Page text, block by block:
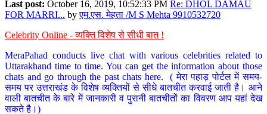
Last post: October 16, 2019, 10:52:33 PM Re: DHOL DAMAU
FOR MARRI... byएम.एस. मेहता /M S Mehta 9910532720
Celebrity Online - व्यक्ति विशेष से सीधी बात !
MeraPahad conducts live chat with various celebrities related to
Uttarakhand time to time. You can get the information about those
chats and go through the past chats here. ( मेरा पहाड़ पोर्टल में समय-
समय पर उत्तराखंड के विशेष व्यक्तियों से सीधे बातचीत करवाई जाती है। आने
वाली बातचीत के बारे में जानकारी व पुरानी बातचीतों का विवरण आप यहां देख
सकते है।)